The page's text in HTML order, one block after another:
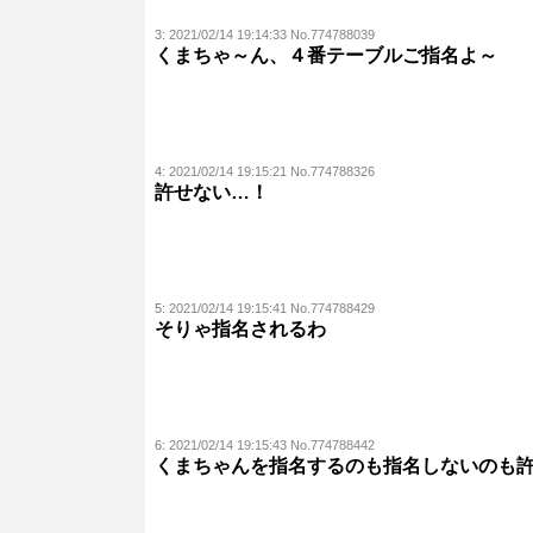
3: 2021/02/14 19:14:33 No.774788039
くまちゃ～ん、４番テーブルご指名よ～
4: 2021/02/14 19:15:21 No.774788326
許せない…！
5: 2021/02/14 19:15:41 No.774788429
そりゃ指名されるわ
6: 2021/02/14 19:15:43 No.774788442
くまちゃんを指名するのも指名しないのも